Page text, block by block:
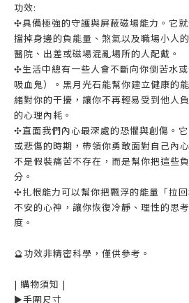
功效:
✣具備極強的守護與屏蔽磁場能力。它
擋掉身邊的負能量、煞氣以及職場小人
醫院、出差或磁場混亂場所的人配戴。
✣生活中總有一些人會不斷向你倒苦水
吸血鬼）。黑月光石能幫你建立健康的
緒對你的干擾，讓你不再輕易受到他人
的心理內耗。
✣直面我們內心最深處的恐懼與創傷。
或悲傷的時期，帶領你勇敢面對自己內
不是假裝痛苦不存在，而是幫你把這些
分。
✣扎根能力可以幫你把飄浮的能量「拉
不安的心神，讓你恢復冷靜、理性的思
度。
🔮功效非精密科學，僅供參考。
| 購物須知 |
►手圍尺寸